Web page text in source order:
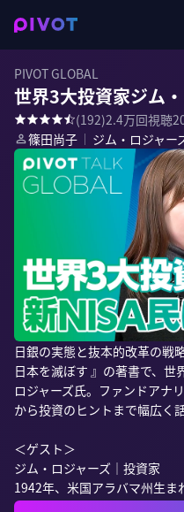
PIVOT GLOBAL
世界3大投資家ジム
(192)2.4万回視聴
篠田尚子 ｜ ジム・ロジャー
日銀の実態と抜本的改革の戦
日本を滅ぼす 』の著書で、世
ロジャーズ氏。ファンドアナ
から投資のヒントまで幅広く
＜ゲスト＞
ジム・ロジャーズ｜投資家
1942年、米国アラバマ州生ま